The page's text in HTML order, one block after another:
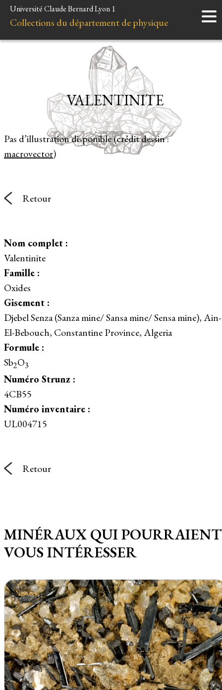
Accueil
Instruments
Liens et ressources
Université Claude Bernard Lyon 1
Collections du département de physique
Pas d’illustration disponible (crédit dessin :
macrovector)
VALENTINITE
Retour
Nom complet :
Valentinite
Famille :
Oxides
Gisement :
Djebel Senza (Sanza mine/ Sansa mine/ Sensa mine), Ain-
El-Bebouch, Constantine Province, Algeria
Formule :
Sb2O3
Numéro Strunz :
4CB55
Numéro inventaire :
UL004715
Retour
MINÉRAUX QUI POURRAIENT
VOUS INTÉRESSER